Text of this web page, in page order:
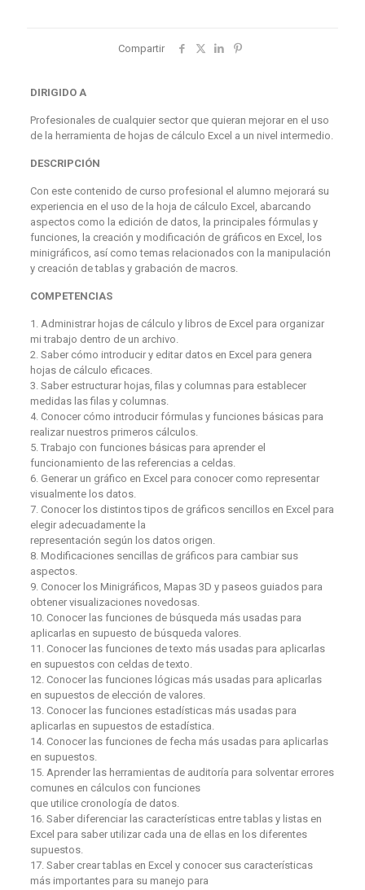
Compartir
DIRIGIDO A
Profesionales de cualquier sector que quieran mejorar en el uso
de la herramienta de hojas de cálculo Excel a un nivel intermedio.
DESCRIPCIÓN
Con este contenido de curso profesional el alumno mejorará su
experiencia en el uso de la hoja de cálculo Excel, abarcando
aspectos como la edición de datos, la principales fórmulas y
funciones, la creación y modificación de gráficos en Excel, los
minigráficos, así como temas relacionados con la manipulación
y creación de tablas y grabación de macros.
COMPETENCIAS
1. Administrar hojas de cálculo y libros de Excel para organizar
mi trabajo dentro de un archivo.
2. Saber cómo introducir y editar datos en Excel para genera
hojas de cálculo eficaces.
3. Saber estructurar hojas, filas y columnas para establecer
medidas las filas y columnas.
4. Conocer cómo introducir fórmulas y funciones básicas para
realizar nuestros primeros cálculos.
5. Trabajo con funciones básicas para aprender el
funcionamiento de las referencias a celdas.
6. Generar un gráfico en Excel para conocer como representar
visualmente los datos.
7. Conocer los distintos tipos de gráficos sencillos en Excel para
elegir adecuadamente la
representación según los datos origen.
8. Modificaciones sencillas de gráficos para cambiar sus
aspectos.
9. Conocer los Minigráficos, Mapas 3D y paseos guiados para
obtener visualizaciones novedosas.
10. Conocer las funciones de búsqueda más usadas para
aplicarlas en supuesto de búsqueda valores.
11. Conocer las funciones de texto más usadas para aplicarlas
en supuestos con celdas de texto.
12. Conocer las funciones lógicas más usadas para aplicarlas
en supuestos de elección de valores.
13. Conocer las funciones estadísticas más usadas para
aplicarlas en supuestos de estadística.
14. Conocer las funciones de fecha más usadas para aplicarlas
en supuestos.
15. Aprender las herramientas de auditoría para solventar errores
comunes en cálculos con funciones
que utilice cronología de datos.
16. Saber diferenciar las características entre tablas y listas en
Excel para saber utilizar cada una de ellas en los diferentes
supuestos.
17. Saber crear tablas en Excel y conocer sus características
más importantes para su manejo para